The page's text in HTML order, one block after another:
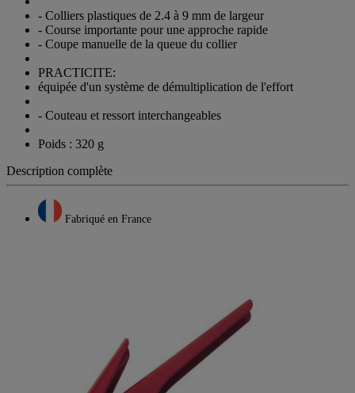
note
moyenne.
Read
Review.
Lien
page.
- Colliers plastiques de 2.4 à 9 mm de largeur
- Course importante pour une approche rapide
- Coupe manuelle de la queue du collier
PRACTICITE:
équipée d'un système de démultiplication de l'effort
- Couteau et ressort interchangeables
Poids : 320 g
Description complète
Fabriqué en France